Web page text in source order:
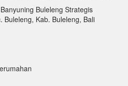
Buleleng Strategis
Buleleng, Kab. Buleleng, Bali